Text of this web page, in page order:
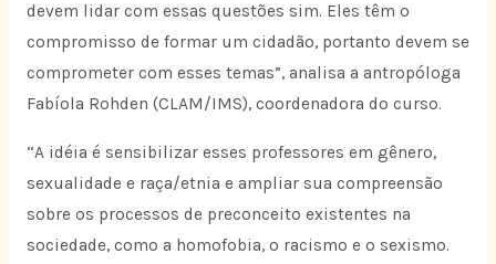
devem lidar com essas questões sim. Eles têm o
compromisso de formar um cidadão, portanto devem se
comprometer com esses temas”, analisa a antropóloga
Fabíola Rohden (CLAM/IMS), coordenadora do curso.
“A idéia é sensibilizar esses professores em gênero,
sexualidade e raça/etnia e ampliar sua compreensão
sobre os processos de preconceito existentes na
sociedade, como a homofobia, o racismo e o sexismo.